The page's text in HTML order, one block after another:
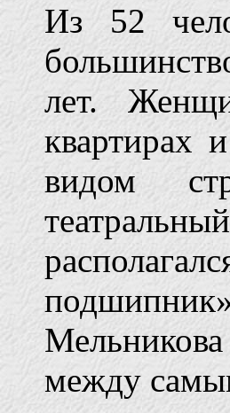
Из 52
лет.
квартирах
видом
между